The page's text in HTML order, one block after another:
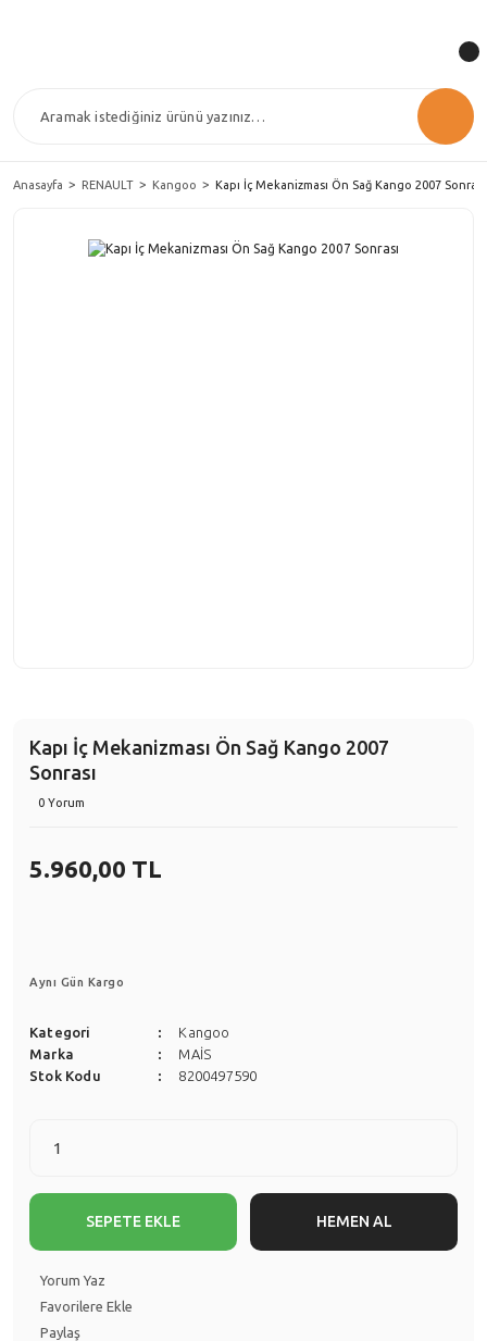
Anasayfa RENAULT Kangoo Kapı İç Mekanizması Ön Sağ Kango 2007 Sonrası
Kapı İç Mekanizması Ön Sağ Kango 2007
Sonrası
0 Yorum
5.960,00 TL
Aynı Gün Kargo
Kategori
Kangoo
Marka
MAİS
Stok Kodu
8200497590
SEPETE EKLE HEMEN AL
Yorum Yaz
Paylaş